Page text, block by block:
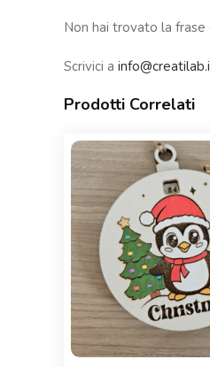
Non hai trovato la
Scrivici a
Prodotti Correlati